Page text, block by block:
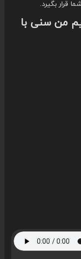
قرار بگیرد.
من سنی با